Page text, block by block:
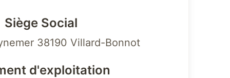
Siège Social
38190 Villard-Bonnot
d'exploitation